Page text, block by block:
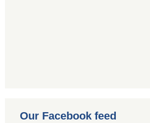
Our Facebook feed